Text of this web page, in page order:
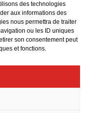
des technologies
aux informations des
nous permettra de traiter
ou les ID uniques
son consentement peut
et fonctions.
marketing
à
aux témoins